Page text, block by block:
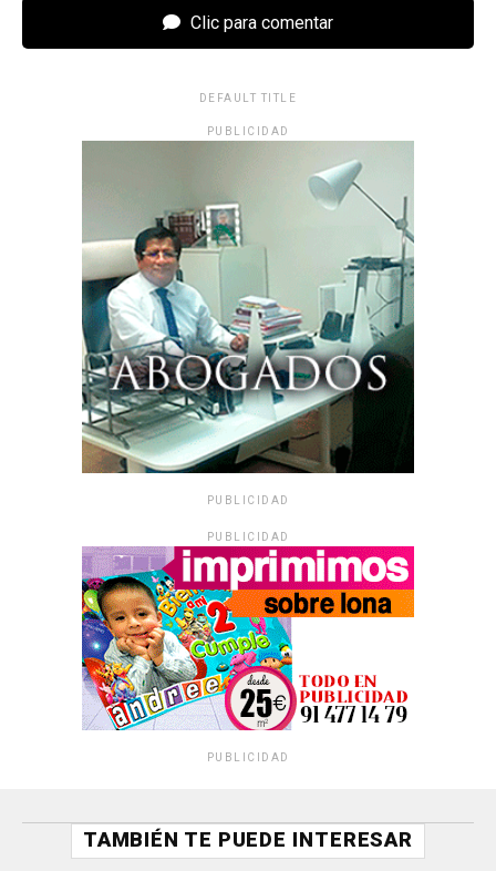
Clic para comentar
DEFAULT TITLE
PUBLICIDAD
PUBLICIDAD
PUBLICIDAD
PUBLICIDAD
TAMBIÉN TE PUEDE INTERESAR